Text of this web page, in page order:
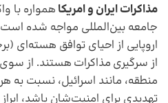
مذاکرات ایران و امریکا همواره با
جامعه بین‌المللی مواجه شده
اروپایی از احیای توافق هسته‌ای
از سرگیری مذاکرات هستند. از
منطقه، مانند اسرائیل، نسبت به
تهدیدی برای امنیت‌شان باشد،